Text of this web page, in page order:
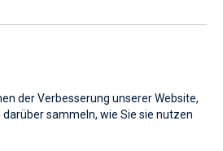
Željko Baotić, BAOTIĆ NEKRETNINE
der Verbesserung unserer Website,
sammeln, wie Sie sie nutzen